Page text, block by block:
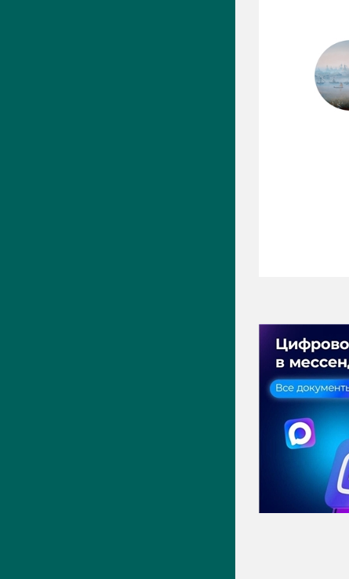
ПРЕСС-ЦЕНТР
Актуально
Новости
Фото